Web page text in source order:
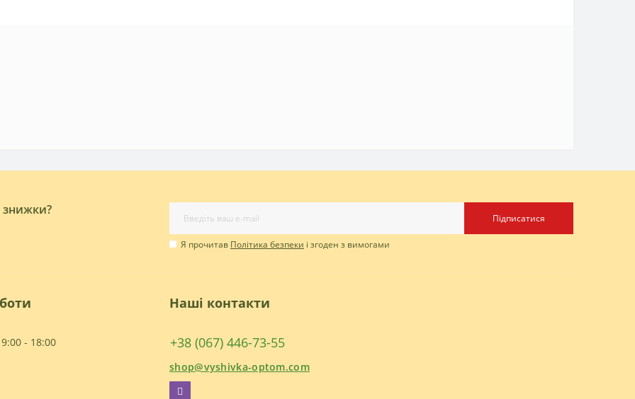
знижки?
Підписатися
Я прочитав Політика безпеки і згоден з вимогами
- 18:00
Наші контакти
+38 (067) 446-73-55
shop@vyshivka-optom.com